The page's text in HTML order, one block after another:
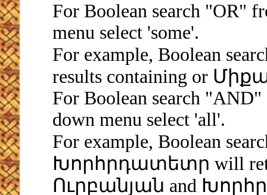
For Boolean search "OR"
menu select 'some'.
For example, Boolean
results containing or
For Boolean search
down menu select 'all'.
For example, Boolean
Խորհրդատետր will
Ուրբանյան and